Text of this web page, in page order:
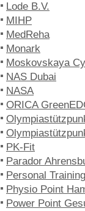
Lode B.V.
MIHP
MedReha
Monark
Moskovskaya
NAS Dubai
NASA
ORICA
PK-Fit
Parador
Personal
Physio Point
Power Point